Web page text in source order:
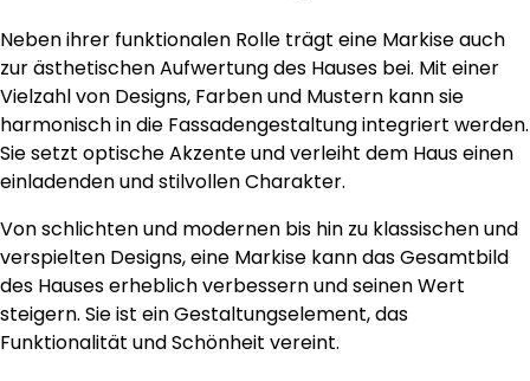
Neben ihrer funktionalen Rolle trägt eine Markise auch
zur ästhetischen Aufwertung des Hauses bei. Mit einer
Vielzahl von Designs, Farben und Mustern kann sie
harmonisch in die Fassadengestaltung integriert werden.
Sie setzt optische Akzente und verleiht dem Haus einen
einladenden und stilvollen Charakter.
Von schlichten und modernen bis hin zu klassischen und
verspielten Designs, eine Markise kann das Gesamtbild
des Hauses erheblich verbessern und seinen Wert
steigern. Sie ist ein Gestaltungselement, das
Funktionalität und Schönheit vereint.